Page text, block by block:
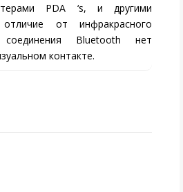
PDA ‘s, и другими
от инфракрасного
Bluetooth нет
контакте.